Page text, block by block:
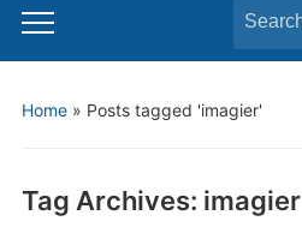
Toggle
mobile
Search
for:
Home» Posts tagged 'imagier'
Tag Archives: imagier